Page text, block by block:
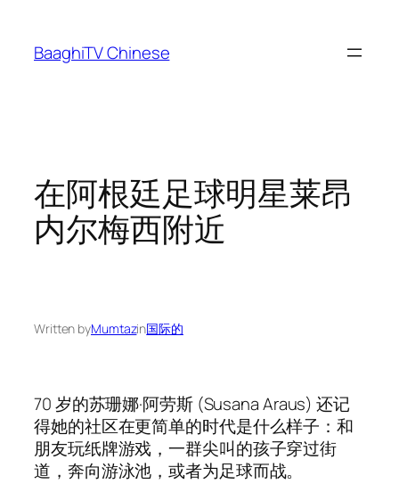
content
BaaghiTV Chinese
在阿根廷足球明星莱昂
内尔梅西附近
Written byMumtazin国际的
70 岁的苏珊娜·阿劳斯 (Susana Araus) 还记
得她的社区在更简单的时代是什么样子：和
朋友玩纸牌游戏，一群尖叫的孩子穿过街
道，奔向游泳池，或者为足球而战。